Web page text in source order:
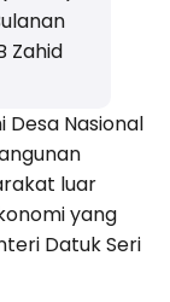
Zahid
Desa Nasional
luar
yang
Datuk Seri